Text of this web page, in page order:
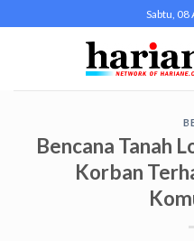
to
Sabtu, 08
Bencana Tanah
Korban